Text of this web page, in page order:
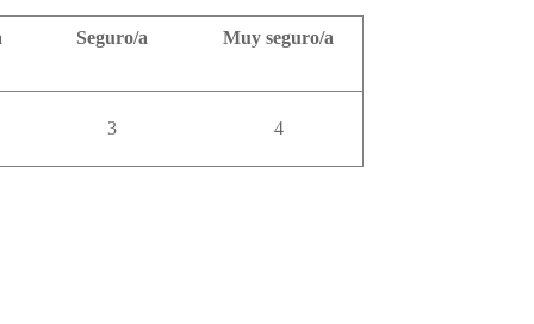
Seguro/a Muy seguro/a
3 4